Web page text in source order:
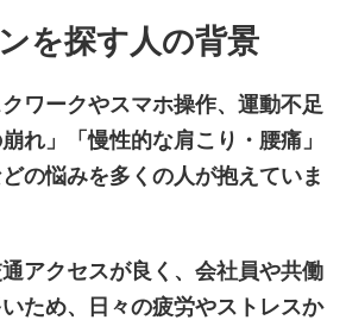
を探す人の背景
ワークやスマホ操作、運動不足
れ」「慢性的な肩こり・腰痛」
どの悩みを多くの人が抱えていま
アクセスが良く、会社員や共働
ため、日々の疲労やストレスか